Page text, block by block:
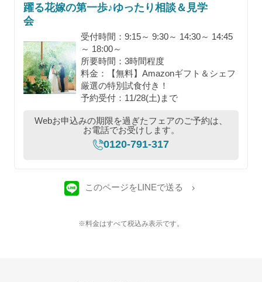
躍る花嫁の第一歩♪ゆったり相談＆見学
会
受付時間：9:15～ 9:30～ 14:30～ 14:45
～ 18:00～
所要時間：3時間程度
料金：【無料】Amazonギフト＆シェフ
厳選の特別試食付き！
予約受付：11/28(土)まで
Webお申込みの期限を過ぎたフェアのご予約は、
お電話でお受けします。
0120-791-317
このページをLINEで送る
※料金はすべて税込み表示です。